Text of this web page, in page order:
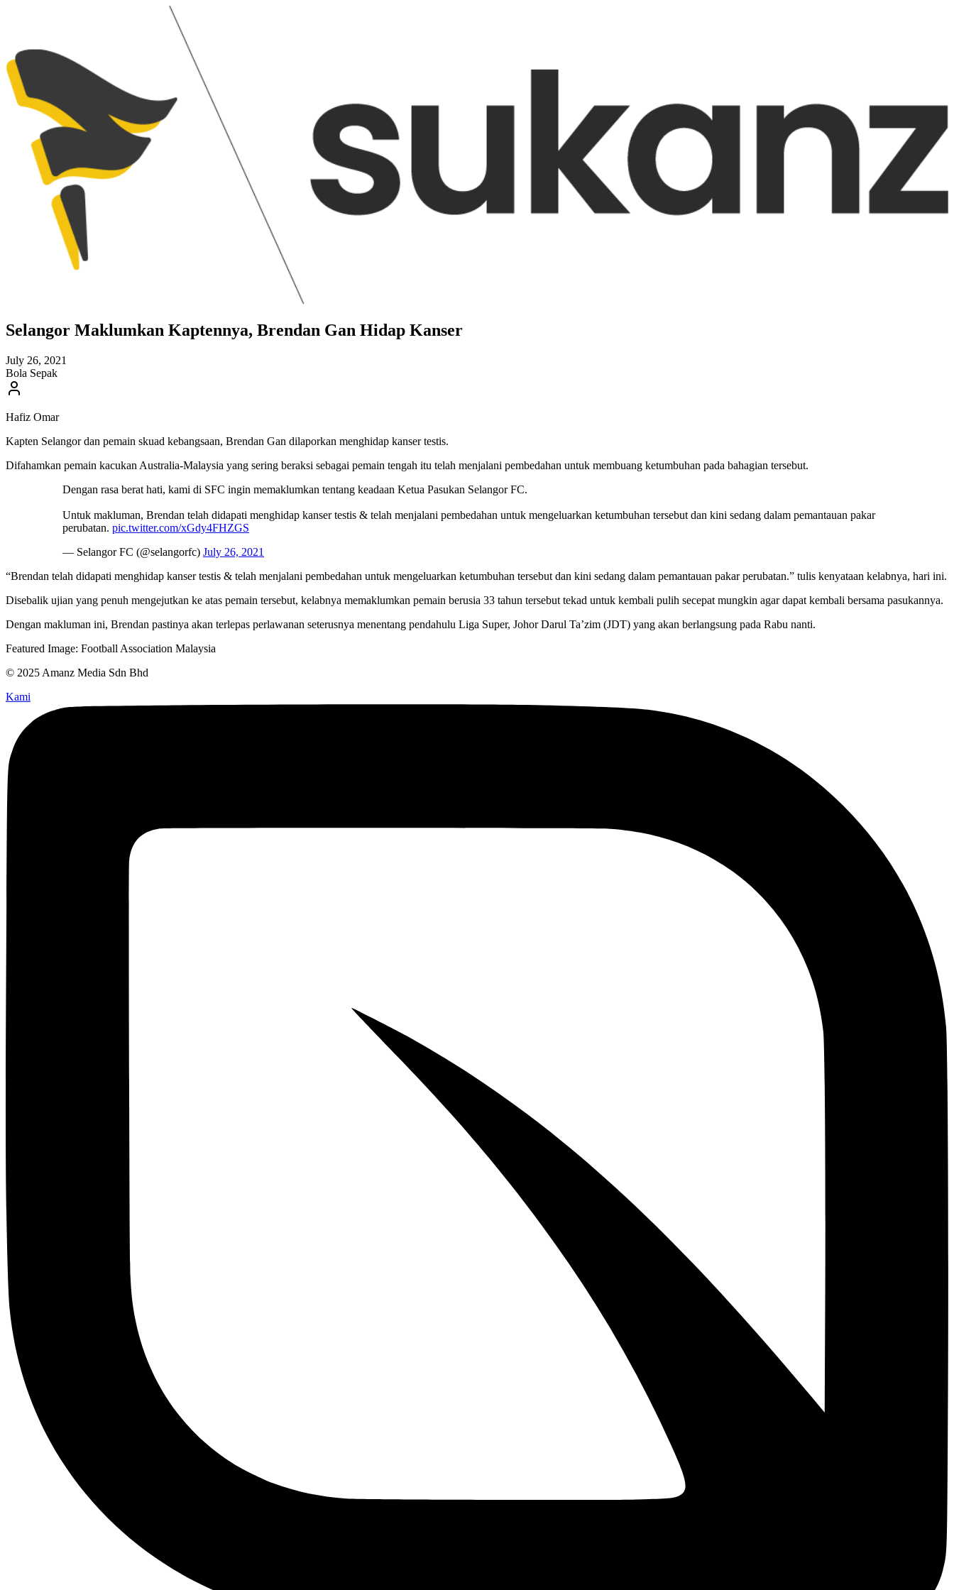
Selangor Maklumkan Kaptennya, Brendan Gan Hidap Kanser
July 26, 2021
Bola Sepak
Hafiz Omar
Kapten Selangor dan pemain skuad kebangsaan, Brendan Gan dilaporkan menghidap kanser testis.
Difahamkan pemain kacukan Australia-Malaysia yang sering beraksi sebagai pemain tengah itu telah menjalani pembedahan untuk membuang ketumbuhan pada bahagian tersebut.
Dengan rasa berat hati, kami di SFC ingin memaklumkan tentang keadaan Ketua Pasukan Selangor FC.
Untuk makluman, Brendan telah didapati menghidap kanser testis & telah menjalani pembedahan untuk mengeluarkan ketumbuhan tersebut dan kini sedang dalam pemantauan pakar
perubatan. pic.twitter.com/xGdy4FHZGS
— Selangor FC (@selangorfc) July 26, 2021
“Brendan telah didapati menghidap kanser testis & telah menjalani pembedahan untuk mengeluarkan ketumbuhan tersebut dan kini sedang dalam pemantauan pakar perubatan.” tulis kenyataan kelabnya, hari ini.
Disebalik ujian yang penuh mengejutkan ke atas pemain tersebut, kelabnya memaklumkan pemain berusia 33 tahun tersebut tekad untuk kembali pulih secepat mungkin agar dapat kembali bersama pasukannya.
Dengan makluman ini, Brendan pastinya akan terlepas perlawanan seterusnya menentang pendahulu Liga Super, Johor Darul Ta’zim (JDT) yang akan berlangsung pada Rabu nanti.
Featured Image: Football Association Malaysia
© 2025 Amanz Media Sdn Bhd
Kami